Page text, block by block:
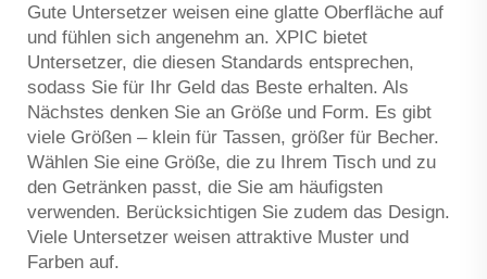
Gute Untersetzer weisen eine glatte Oberfläche auf
und fühlen sich angenehm an. XPIC bietet
Untersetzer, die diesen Standards entsprechen,
sodass Sie für Ihr Geld das Beste erhalten. Als
Nächstes denken Sie an Größe und Form. Es gibt
viele Größen – klein für Tassen, größer für Becher.
Wählen Sie eine Größe, die zu Ihrem Tisch und zu
den Getränken passt, die Sie am häufigsten
verwenden. Berücksichtigen Sie zudem das Design.
Viele Untersetzer weisen attraktive Muster und
Farben auf.